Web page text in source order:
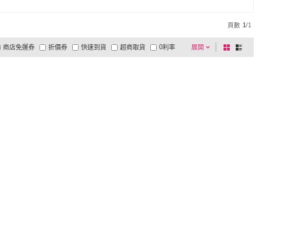
頁數 1/1
展開
折價券
有影片
商品有量 電視購物
快速到貨 超商取貨
大家電快配
商店免運券 0利率
棋
盤
列